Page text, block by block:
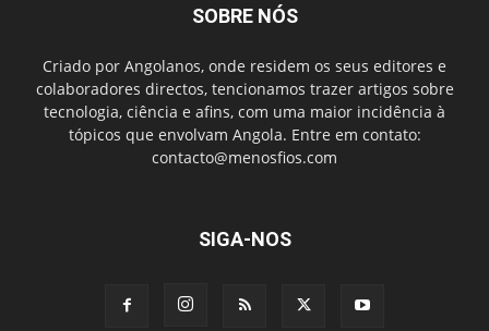
SOBRE NÓS
Criado por Angolanos, onde residem os seus editores e
colaboradores directos, tencionamos trazer artigos sobre
tecnologia, ciência e afins, com uma maior incidência à
tópicos que envolvam Angola. Entre em contato:
contacto@menosfios.com
SIGA-NOS